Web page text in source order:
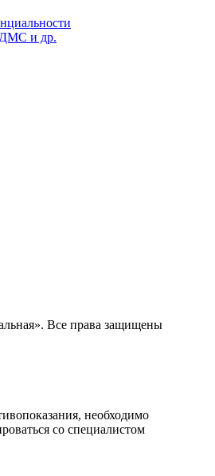
ДМС и др.
Все права защищены
необходимо
со специалистом